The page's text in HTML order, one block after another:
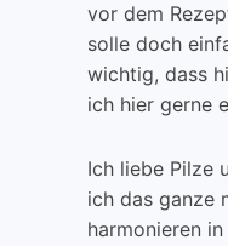
vor dem
solle doch
wichtig, dass
ich hier gerne
Ich liebe Pilze
ich das ganze
harmonieren